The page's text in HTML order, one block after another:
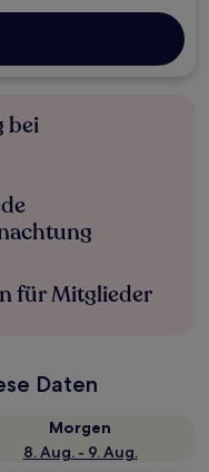
bei
für Mitglieder
Daten
Morgen
8. Aug. - 9. Aug.